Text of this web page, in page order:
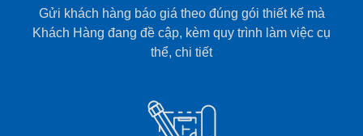
Gửi khách hàng báo giá theo đúng gói thiết kế mà
Khách Hàng đang đề cập, kèm quy trình làm việc cụ
thể, chi tiết